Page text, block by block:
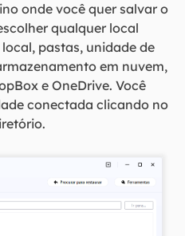
onde você quer salvar o
qualquer local
pastas, unidade de
em nuvem,
e OneDrive. Você
conectada clicando no